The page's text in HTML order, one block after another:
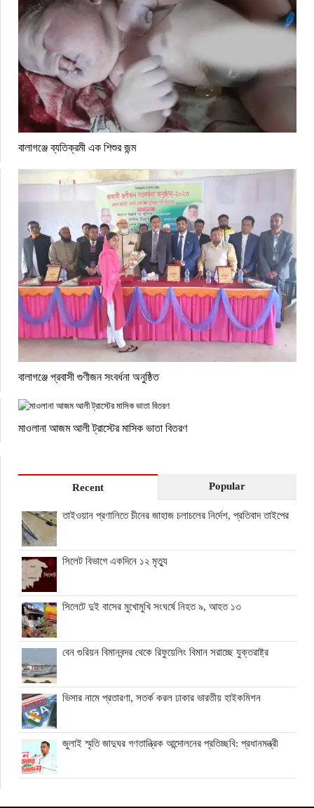
বালাগঞ্জে ব্যতিক্রমী এক শিশুর জন্ম
বালাগঞ্জে প্রবাসী গুণীজন সংবর্ধনা অনুষ্ঠিত
মাওলানা আজম আলী ট্রাস্টের মাসিক ভাতা বিতরণ
Recent Popular
তাইওয়ান প্রণালিতে চীনের জাহাজ চলাচলের নির্দেশ, প্রতিবাদ তাইপের
সিলেট বিভাগে একদিনে ১২ মৃত্যু
সিলেটে দুই বাসের মুখোমুখি সংঘর্ষে নিহত ৯, আহত ১৩
বেন গুরিয়ন বিমানবন্দর থেকে রিফুয়েলিং বিমান সরাচ্ছে যুক্তরাষ্ট্র
ভিসার নামে প্রতারণা, সতর্ক করল ঢাকার ভারতীয় হাইকমিশন
জুলাই স্মৃতি জাদুঘর গণতান্ত্রিক আন্দোলনের প্রতিচ্ছবি: প্রধানমন্ত্রী